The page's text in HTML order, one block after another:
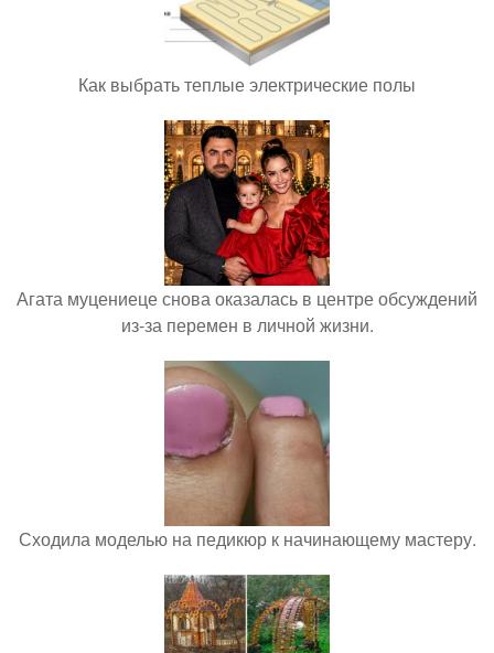
Как выбрать теплые электрические полы
Агата муцениеце снова оказалась в центре обсуждений
из-за перемен в личной жизни.
Сходила моделью на педикюр к начинающему мастеру.